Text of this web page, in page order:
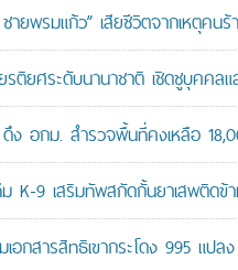
พรมแก้ว” เสียชีวิตจากเหตุคน
ติยศระดับนานาชาติ เชิดชูบุคค
อกม. สำรวจพื้นที่คงเหลือ
K-9 เสริมทัพสกัดกั้นยาเสพติดข้
กสารสิทธิเขากระโดง 995 แปลง